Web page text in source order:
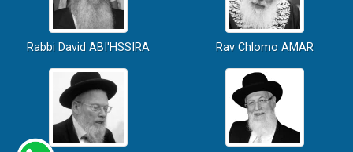
Rabbi David ABI'HSSIRA Rav Chlomo AMAR